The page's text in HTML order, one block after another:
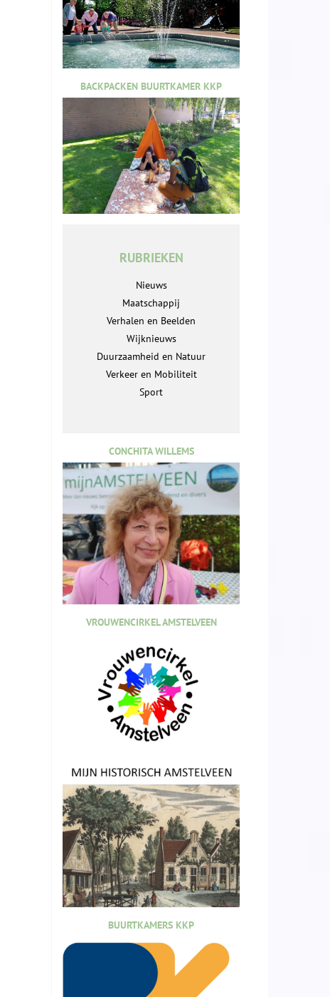
BACKPACKEN BUURTKAMER KKP
RUBRIEKEN
Nieuws
Maatschappij
Verhalen en Beelden
Wijknieuws
Duurzaamheid en Natuur
Verkeer en Mobiliteit
Sport
CONCHITA WILLEMS
VROUWENCIRKEL AMSTELVEEN
BUURTKAMERS KKP